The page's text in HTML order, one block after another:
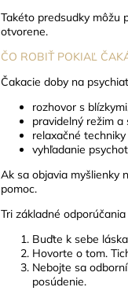
Takéto predsudky môžu
otvorene.
ČO ROBIŤ POKIAĽ
Čakacie doby na
rozhovor s
pravidelný režim a
relaxačné
vyhľadanie
Ak sa objavia myšlienky
pomoc.
Tri základné
Buďte k sebe
Hovorte o tom.
Nebojte sa
posúdenie.